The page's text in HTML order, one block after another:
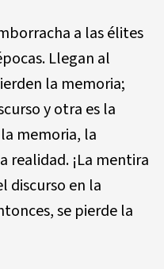
a las élites
Llegan al
la memoria;
y otra es la
memoria, la
realidad. ¡La mentira
discurso en la
se pierde la